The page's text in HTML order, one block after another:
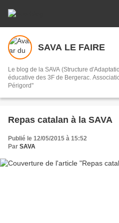
SAVA LE FAIRE
Le blog de la SAVA (Structure
éducative des 3F de Bergerac.
Périgord"
Repas catalan à la SAVA
Publié le 12/05/2015 à 15:52
Par SAVA